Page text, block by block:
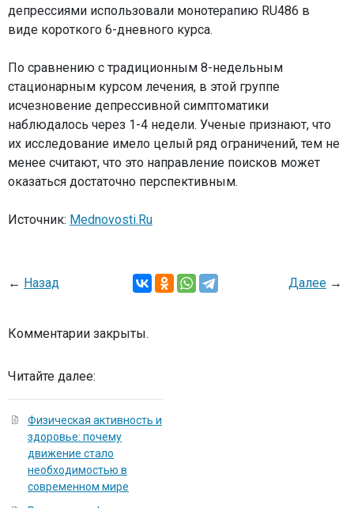
депрессиями использовали монотерапию RU486 в
виде короткого 6-дневного курса.
По сравнению с традиционным 8-недельным
стационарным курсом лечения, в этой группе
исчезновение депрессивной симптоматики
наблюдалось через 1-4 недели. Ученые признают, что
их исследование имело целый ряд ограничений, тем не
менее считают, что это направление поисков может
оказаться достаточно перспективным.
Источник: Mednovosti.Ru
← Назад Далее →
Комментарии закрыты.
Читайте далее:
Физическая активность и
здоровье: почему
движение стало
необходимостью в
современном мире